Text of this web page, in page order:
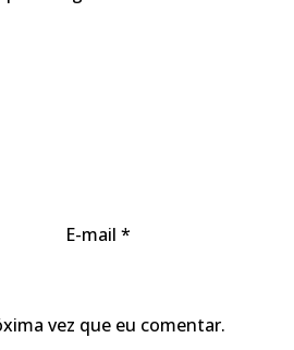
E-mail *
vez que eu comentar.